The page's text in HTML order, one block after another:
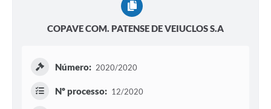
COPAVE COM. PATENSE DE VEIUCLOS S.A
Número: 2020/2020
Nº processo: 12/2020